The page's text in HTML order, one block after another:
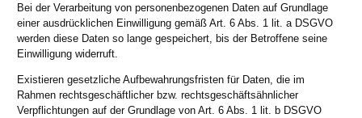
Bei der Verarbeitung von personenbezogenen Daten auf Grundlage
einer ausdrücklichen Einwilligung gemäß Art. 6 Abs. 1 lit. a DSGVO
werden diese Daten so lange gespeichert, bis der Betroffene seine
Einwilligung widerruft.
Existieren gesetzliche Aufbewahrungsfristen für Daten, die im
Rahmen rechtsgeschäftlicher bzw. rechtsgeschäftsähnlicher
Verpflichtungen auf der Grundlage von Art. 6 Abs. 1 lit. b DSGVO